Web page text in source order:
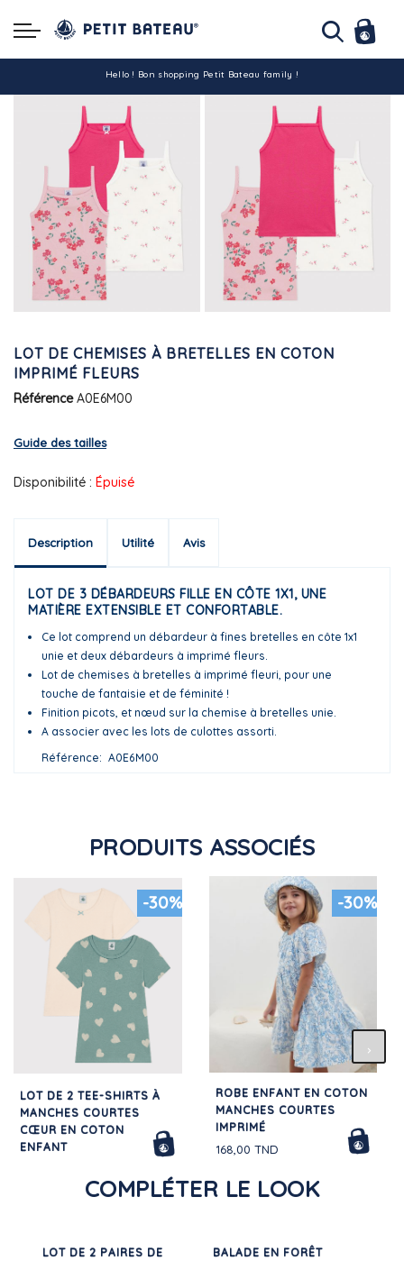
Hello ! Bon shopping Petit Bateau family !
La livraison est assurée partout en Tunisie !
-10% pour tout paiement par carte bancaire (hors promo)
LOT DE CHEMISES À BRETELLES EN COTON
IMPRIMÉ FLEURS
Référence A0E6M00
Guide des tailles
Disponibilité : Épuisé
Description Utilité Avis
LOT DE 3 DÉBARDEURS FILLE EN CÔTE 1X1, UNE
MATIÈRE EXTENSIBLE ET CONFORTABLE.
Ce lot comprend un débardeur à fines bretelles en côte 1x1
unie et deux débardeurs à imprimé fleurs.
Lot de chemises à bretelles à imprimé fleuri, pour une
touche de fantaisie et de féminité !
Finition picots, et nœud sur la chemise à bretelles unie.
A associer avec les lots de culottes assorti.
Référence
A0E6M00
PRODUITS ASSOCIÉS
-30%
LOT DE 2 TEE-SHIRTS À
MANCHES COURTES
CŒUR EN COTON
ENFANT
-30%
ROBE ENFANT EN COTON
MANCHES COURTES
IMPRIMÉ
168,00 TND
COMPLÉTER LE LOOK
LOT DE 2 PAIRES DE
BALADE EN FORÊT